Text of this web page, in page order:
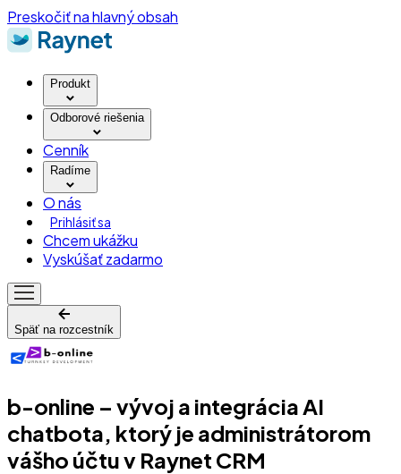
Preskočiť na hlavný obsah
Produkt
Odborové riešenia
Cenník
Radíme
O nás
Prihlásiť sa
Chcem ukážku
Vyskúšať zadarmo
Späť na rozcestník
b-online – vývoj a integrácia AI
chatbota, ktorý je administrátorom
vášho účtu v Raynet CRM